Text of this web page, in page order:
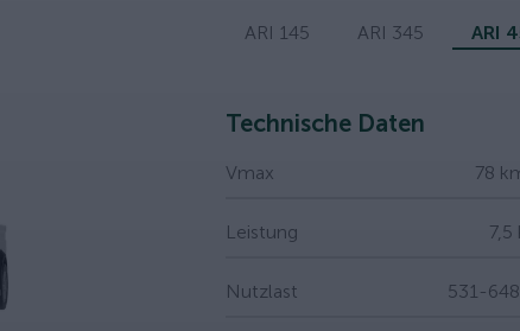
ARI 145 ARI 345 ARI
Technische Daten
Vmax 78
Leistung 7,5
Nutzlast 531-